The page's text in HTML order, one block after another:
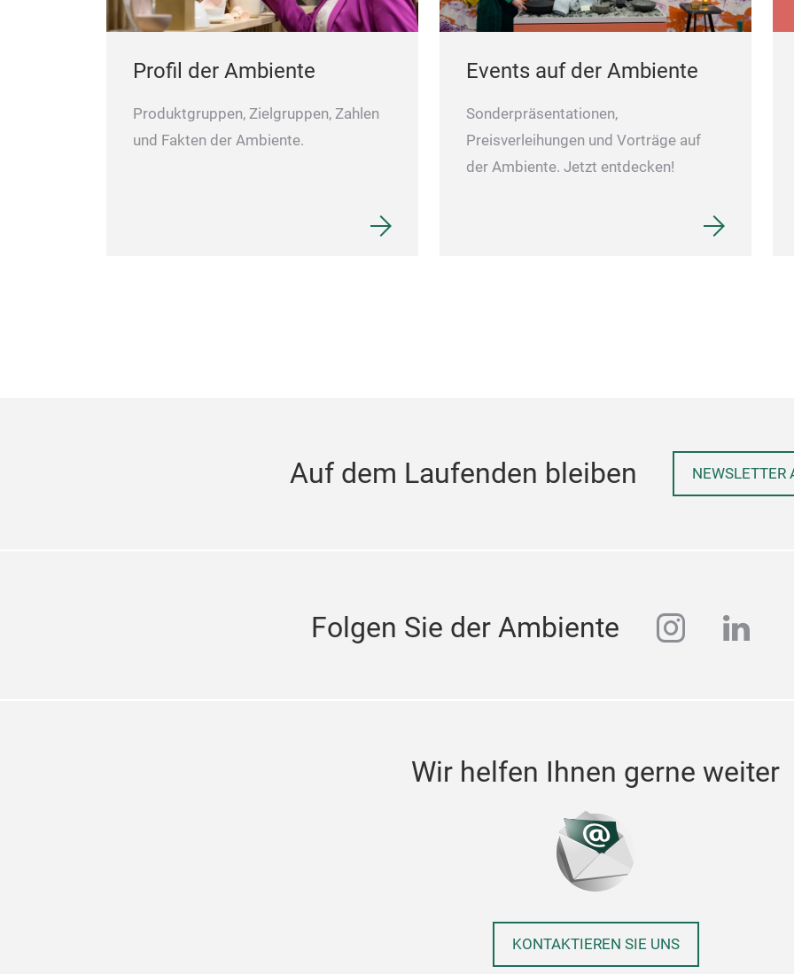
Profil der Ambiente
Produktgruppen, Zielgruppen, Zahlen
und Fakten der Ambiente.
Events auf der Ambiente
Sonderpräsentationen,
Preisverleihungen und Vorträge auf
der Ambiente. Jetzt entdecken!
Auf dem Laufenden bleiben NEWSLETTER
Folgen Sie der Ambiente
Wir helfen Ihnen gerne weiter
KONTAKTIEREN SIE UNS